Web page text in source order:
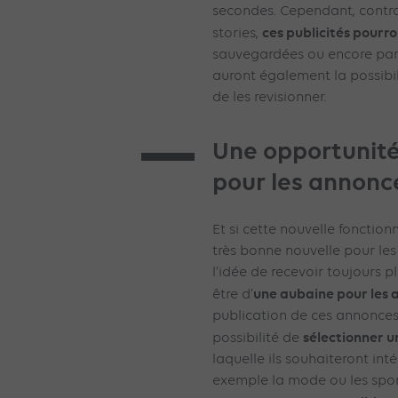
secondes. Cependant,
stories, ces publicités
sauvegardées ou encore
auront également la
de les revisionner.
Une
pour les
Et si cette nouvelle
très bonne nouvelle pour
l’idée de recevoir toujours
être d’une aubaine pour les
publication de ces
possibilité de sélectionner
laquelle ils souhaiteront
exemple la mode ou les